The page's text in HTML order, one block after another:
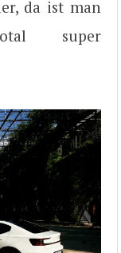
da ist man
super